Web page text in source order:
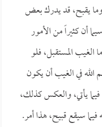
يقبح، قد يدرك بعض
أن كثيراً من الأمور
الغيب المستقبل، فلو
الله في الغيب أن يكون
يأتي، والعكس كذلك،
سيقع قبيح، هذا أمر.